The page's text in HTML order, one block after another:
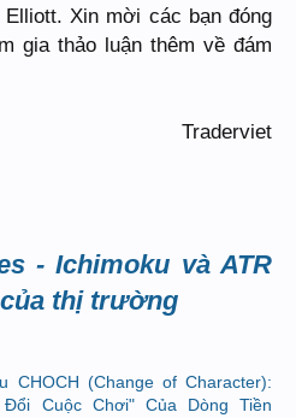
Xin mời các bạn đóng
gia thảo luận thêm về đám
Traderviet​
- Ichimoku và ATR
thị trường
CHOCH (Change of Character):
Cuộc Chơi" Của Dòng Tiền